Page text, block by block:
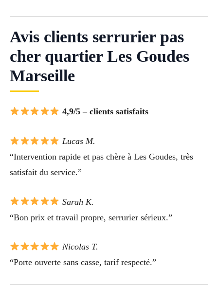
Avis clients serrurier pas
cher quartier Les Goudes
Marseille
4,9/5 – clients satisfaits
Lucas M.
“Intervention rapide et pas chère à Les Goudes, très
satisfait du service.”
Sarah K.
“Bon prix et travail propre, serrurier sérieux.”
Nicolas T.
“Porte ouverte sans casse, tarif respecté.”